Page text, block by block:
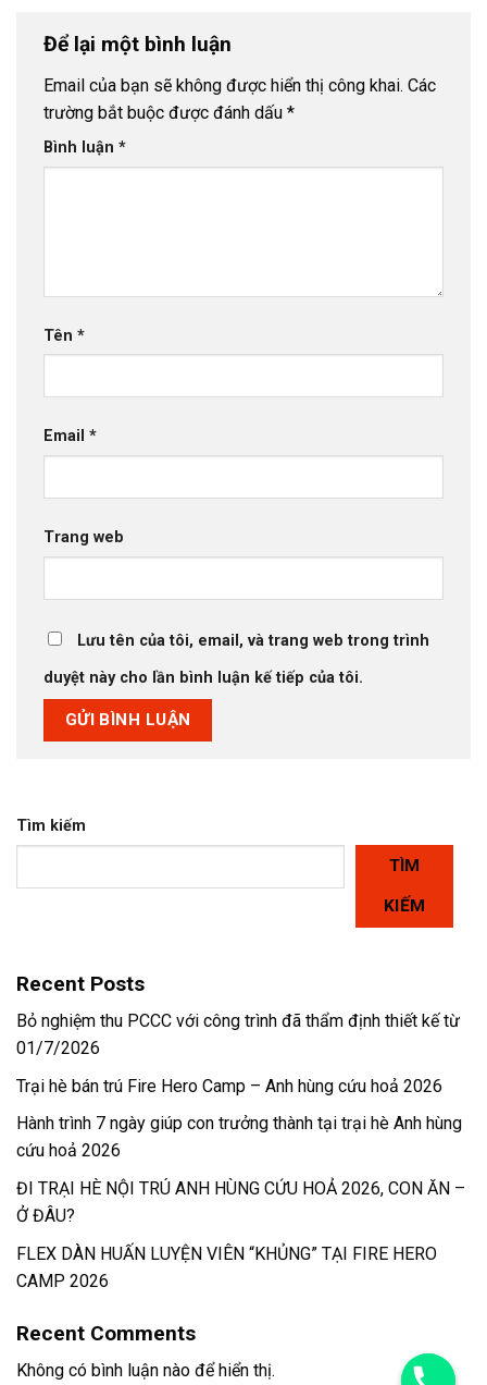
Để lại một bình luận
Email của bạn sẽ không được hiển thị công khai. Các
trường bắt buộc được đánh dấu *
Bình luận *
Tên *
Email *
Trang web
Lưu tên của tôi, email, và trang web trong trình
duyệt này cho lần bình luận kế tiếp của tôi.
Tìm kiếm
TÌM
KIẾM
Recent Posts
Bỏ nghiệm thu PCCC với công trình đã thẩm định thiết kế từ
01/7/2026
Trại hè bán trú Fire Hero Camp – Anh hùng cứu hoả 2026
Hành trình 7 ngày giúp con trưởng thành tại trại hè Anh hùng
cứu hoả 2026
ĐI TRẠI HÈ NỘI TRÚ ANH HÙNG CỨU HOẢ 2026, CON ĂN –
Ở ĐÂU?
FLEX DÀN HUẤN LUYỆN VIÊN “KHỦNG” TẠI FIRE HERO
CAMP 2026
Recent Comments
Không có bình luận nào để hiển thị.